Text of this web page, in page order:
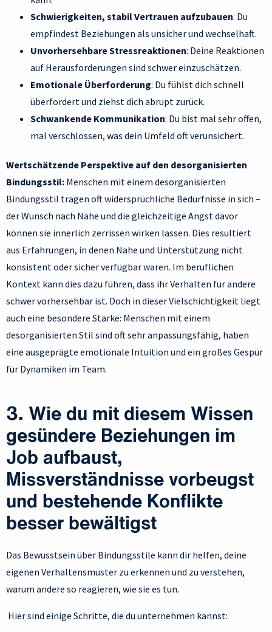
Schwierigkeiten, stabil Vertrauen aufzubauen: Du
empfindest Beziehungen als unsicher und wechselhaft.
Unvorhersehbare Stressreaktionen: Deine Reaktionen
auf Herausforderungen sind schwer einzuschätzen.
Emotionale Überforderung: Du fühlst dich schnell
überfordert und ziehst dich abrupt zurück.
Schwankende Kommunikation: Du bist mal sehr offen,
mal verschlossen, was dein Umfeld oft verunsichert.
Wertschätzende Perspektive auf den desorganisierten
Bindungsstil: Menschen mit einem desorganisierten
Bindungsstil tragen oft widersprüchliche Bedürfnisse in sich –
der Wunsch nach Nähe und die gleichzeitige Angst davor
können sie innerlich zerrissen wirken lassen. Dies resultiert
aus Erfahrungen, in denen Nähe und Unterstützung nicht
konsistent oder sicher verfügbar waren. Im beruflichen
Kontext kann dies dazu führen, dass ihr Verhalten für andere
schwer vorhersehbar ist. Doch in dieser Vielschichtigkeit liegt
auch eine besondere Stärke: Menschen mit einem
desorganisierten Stil sind oft sehr anpassungsfähig, haben
eine ausgeprägte emotionale Intuition und ein großes Gespür
für Dynamiken im Team.
3. Wie du mit diesem Wissen
gesündere Beziehungen im
Job aufbaust,
Missverständnisse vorbeugst
und bestehende Konflikte
besser bewältigst
Das Bewusstsein über Bindungsstile kann dir helfen, deine
eigenen Verhaltensmuster zu erkennen und zu verstehen,
warum andere so reagieren, wie sie es tun.
Hier sind einige Schritte, die du unternehmen kannst: